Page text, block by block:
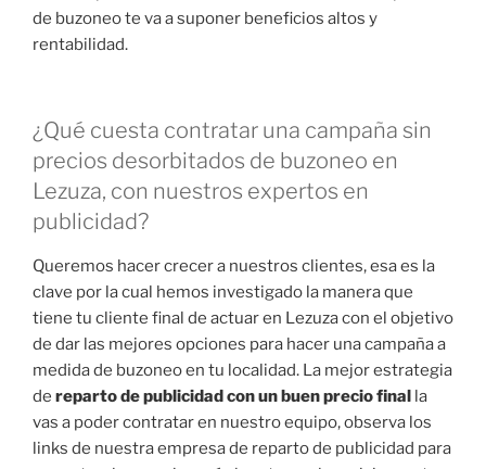
de buzoneo te va a suponer beneficios altos y
rentabilidad.
¿Qué cuesta contratar una campaña sin
precios desorbitados de buzoneo en
Lezuza, con nuestros expertos en
publicidad?
Queremos hacer crecer a nuestros clientes, esa es la
clave por la cual hemos investigado la manera que
tiene tu cliente final de actuar en Lezuza con el objetivo
de dar las mejores opciones para hacer una campaña a
medida de buzoneo en tu localidad. La mejor estrategia
de reparto de publicidad con un buen precio final la
vas a poder contratar en nuestro equipo, observa los
links de nuestra empresa de reparto de publicidad para